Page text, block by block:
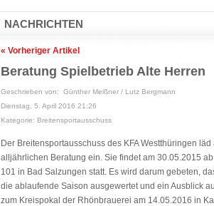
NACHRICHTEN
« Vorheriger Artikel
Beratung Spielbetrieb Alte Herren
Geschrieben von: Günther Meißner / Lutz Bergmann
Dienstag, 5. April 2016 21:26
Kategorie: Breitensportausschuss
Der Breitensportausschuss des KFA Westthüringen
alljährlichen Beratung ein. Sie findet am 30.05.2015
101 in Bad Salzungen statt. Es wird darum gebeten,
die ablaufende Saison ausgewertet und ein Ausblick
zum Kreispokal der Rhönbrauerei am 14.05.2016 in